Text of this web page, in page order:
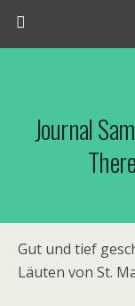
Journal
Gut und tief
Läuten von St.